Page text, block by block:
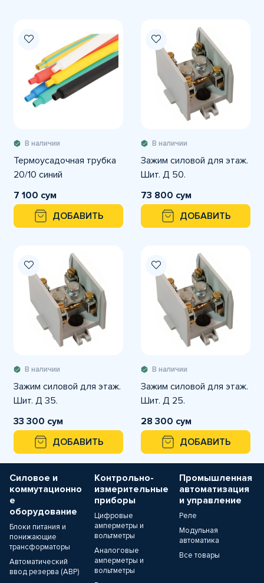
В наличии
Термоусадочная трубка
20/10 синий
7 100 сум
ДОБАВИТЬ
В наличии
Зажим силовой для этаж.
Шит. Д 50.
73 800 сум
ДОБАВИТЬ
В наличии
Зажим силовой для этаж.
Шит. Д 35.
33 300 сум
ДОБАВИТЬ
В наличии
Зажим силовой для этаж.
Шит. Д 25.
28 300 сум
ДОБАВИТЬ
Силовое и
коммутационно
е
оборудование
Блоки питания и
понижающие
трансформаторы
Автоматический
ввод резерва (АВР)
Контрольно-
измерительные
приборы
Цифровые
амперметры и
вольтметры
Аналоговые
амперметры и
вольтметры
Промышленная
автоматизация
и управление
Реле
Модульная
автоматика
Все товары